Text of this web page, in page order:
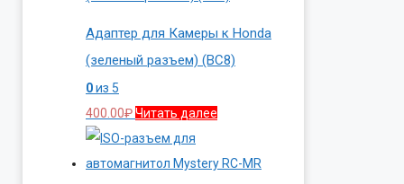
Адаптер для Камеры к Honda
(зеленый разъем) (BC8)
0из 5
400.00₽Читать далее